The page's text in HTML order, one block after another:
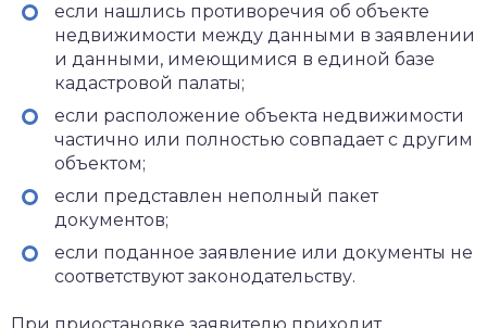
если нашлись противоречия об объекте
недвижимости между данными в заявлении
и данными, имеющимися в единой базе
кадастровой палаты;
если расположение объекта недвижимости
частично или полностью совпадает с другим
объектом;
если представлен неполный пакет
документов;
если поданное заявление или документы не
соответствуют законодательству.